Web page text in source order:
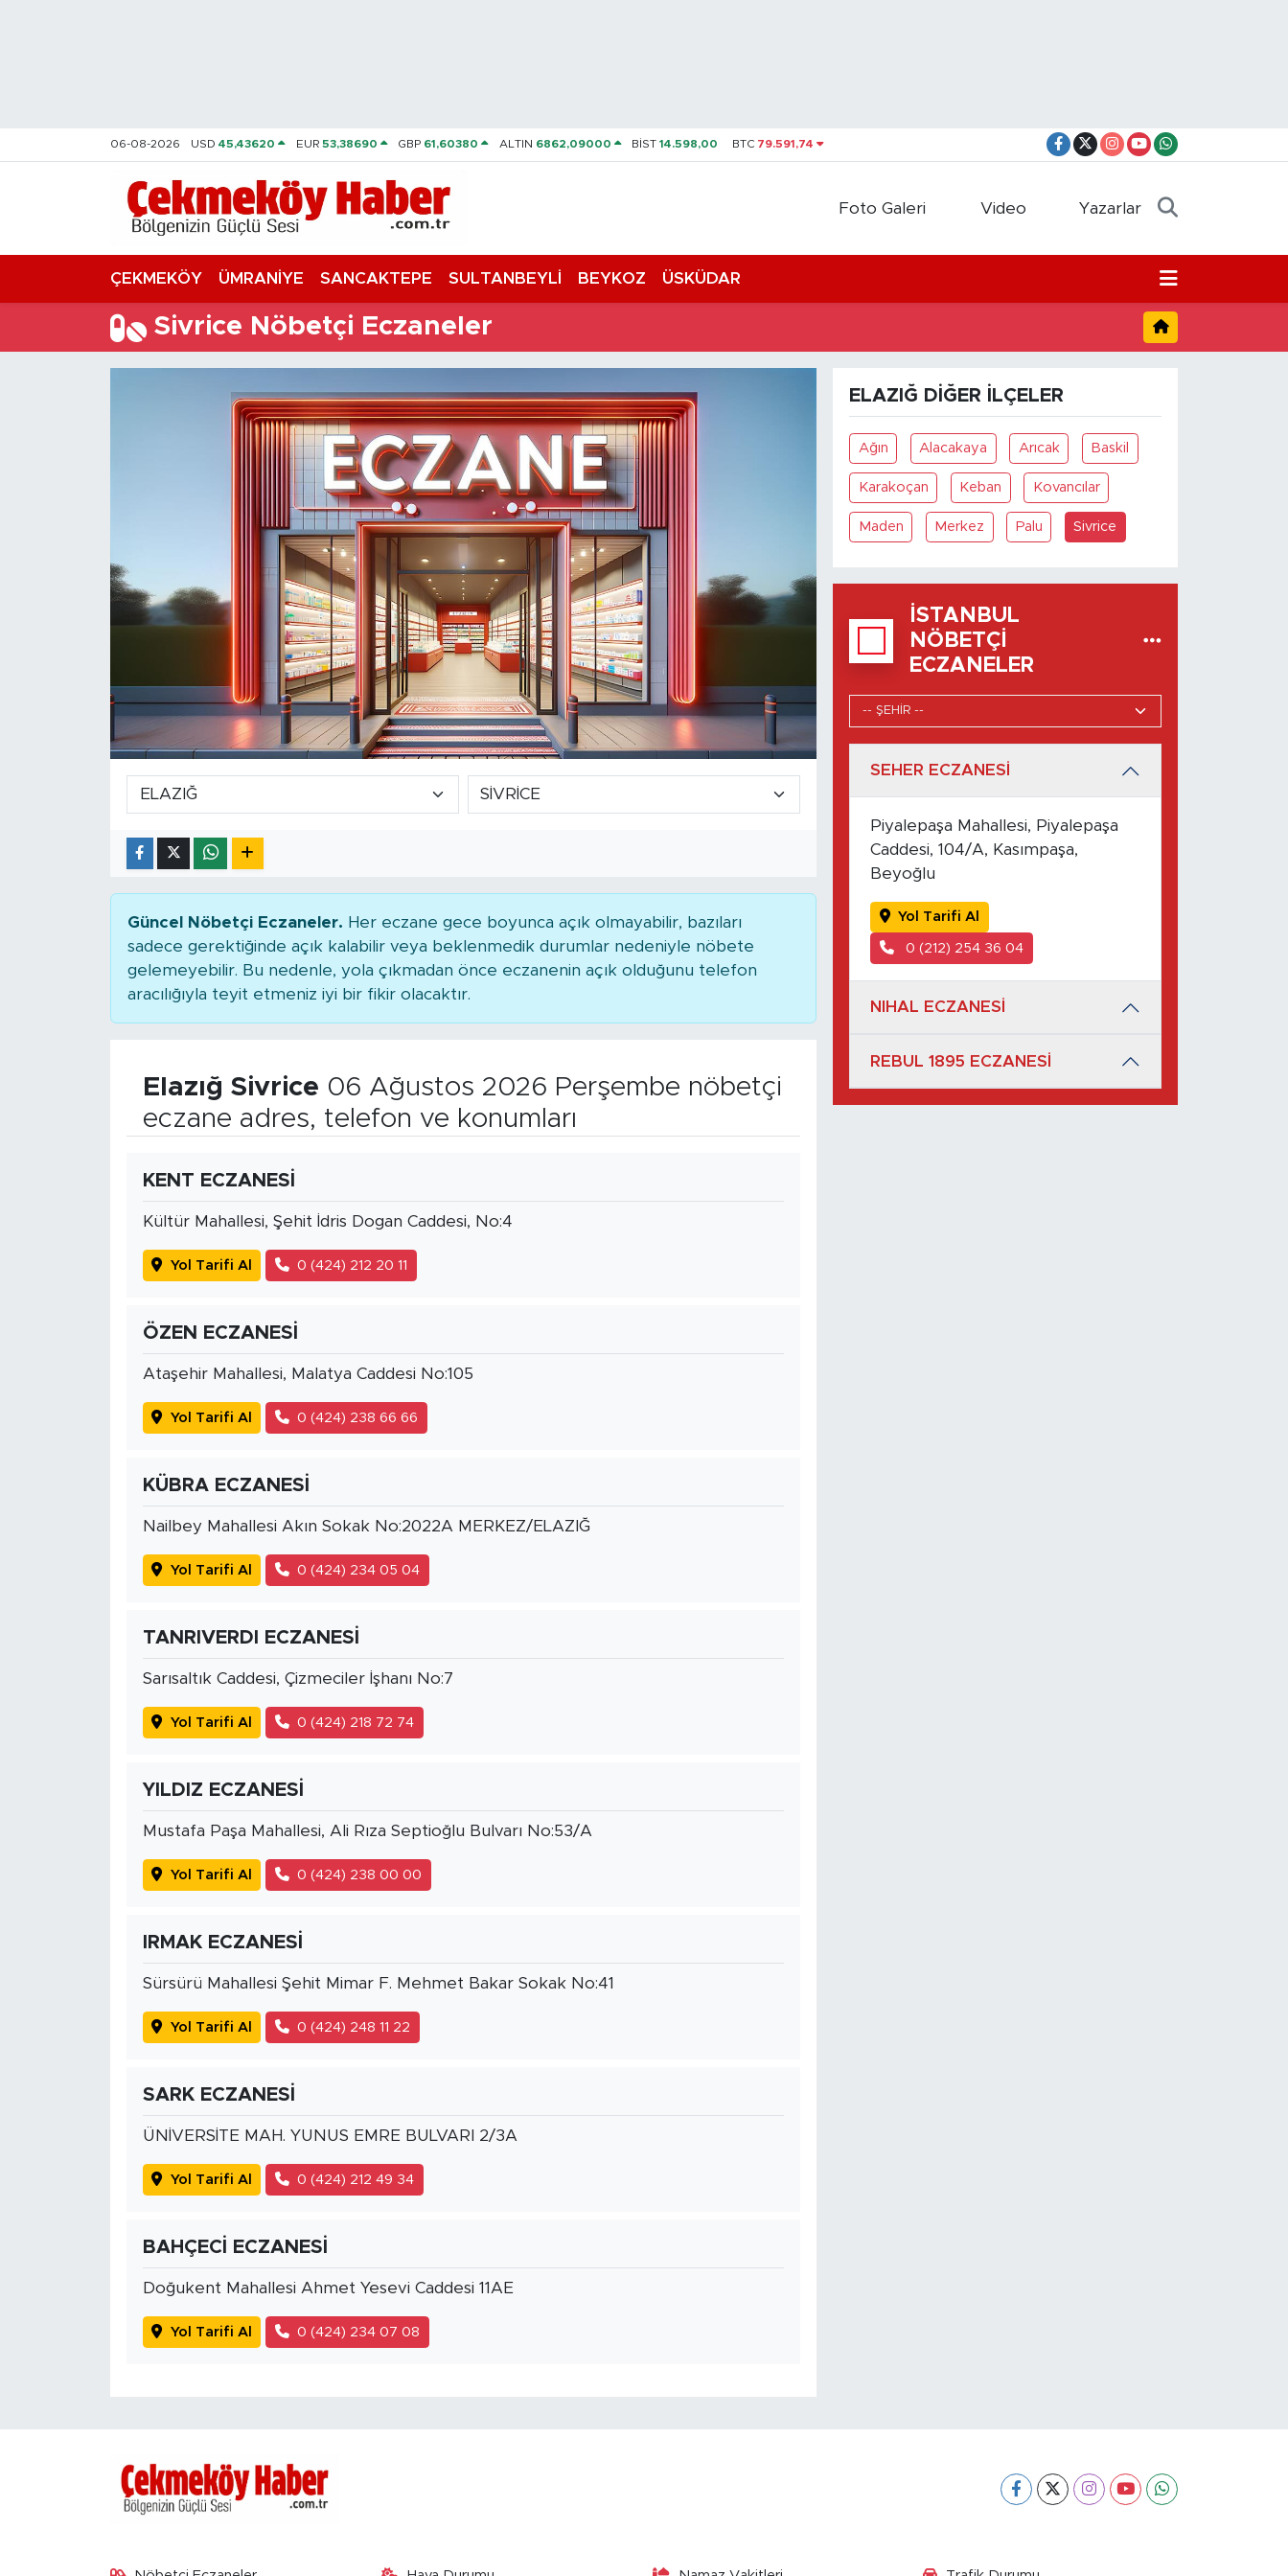
06-08-2026 USD45,43620 EUR 53,38690 GBP 61,60380 ALTIN 6862,09000 BİST14.598,00 BTC 79.591,74
Foto Galeri Video Yazarlar
ÇEKMEKÖY ÜMRANİYE SANCAKTEPE SULTANBEYLİ BEYKOZ ÜSKÜDAR
Sivrice Nöbetçi Eczaneler
Güncel Nöbetçi Eczaneler. Her eczane gece boyunca açık olmayabilir, bazıları
sadece gerektiğinde açık kalabilir veya beklenmedik durumlar nedeniyle nöbete
gelemeyebilir. Bu nedenle, yola çıkmadan önce eczanenin açık olduğunu telefon
aracılığıyla teyit etmeniz iyi bir fikir olacaktır.
Elazığ Sivrice 06 Ağustos 2026 Perşembe nöbetçi
eczane adres, telefon ve konumları
KENT ECZANESİ
Kültür Mahallesi, Şehit İdris Dogan Caddesi, No:4
Yol Tarifi Al 0 (424) 212 20 11
ÖZEN ECZANESİ
Ataşehir Mahallesi, Malatya Caddesi No:105
Yol Tarifi Al 0 (424) 238 66 66
KÜBRA ECZANESİ
Nailbey Mahallesi Akın Sokak No:2022A MERKEZ/ELAZIĞ
Yol Tarifi Al 0 (424) 234 05 04
TANRIVERDI ECZANESİ
Sarısaltık Caddesi, Çizmeciler İşhanı No:7
Yol Tarifi Al 0 (424) 218 72 74
YILDIZ ECZANESİ
Mustafa Paşa Mahallesi, Ali Rıza Septioğlu Bulvarı No:53/A
Yol Tarifi Al 0 (424) 238 00 00
IRMAK ECZANESİ
Sürsürü Mahallesi Şehit Mimar F. Mehmet Bakar Sokak No:41
Yol Tarifi Al 0 (424) 248 11 22
SARK ECZANESİ
ÜNİVERSİTE MAH. YUNUS EMRE BULVARI 2/3A
Yol Tarifi Al 0 (424) 212 49 34
BAHÇECİ ECZANESİ
Doğukent Mahallesi Ahmet Yesevi Caddesi 11AE
Yol Tarifi Al 0 (424) 234 07 08
ELAZIĞ DIĞER İLÇELER
Ağın Alacakaya Arıcak Baskil
Karakoçan Keban Kovancılar
Maden Merkez Palu Sivrice
İSTANBUL
NÖBETÇI
ECZANELER
SEHER ECZANESİ
Piyalepaşa Mahallesi, Piyalepaşa
Caddesi, 104/A, Kasımpaşa,
Beyoğlu
Yol Tarifi Al
0 (212) 254 36 04
NIHAL ECZANESİ
REBUL 1895 ECZANESİ
Trafik Durumu
Süper Lig Puan Durumu ve Fikstür
Tüm Manşetler
Son Dakika Haberleri